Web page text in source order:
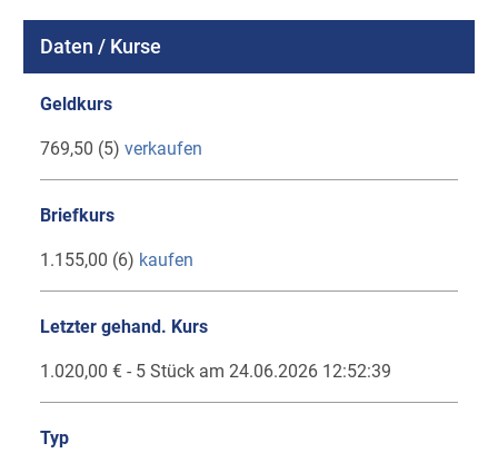
Daten / Kurse
Geldkurs
769,50 (5) verkaufen
Briefkurs
1.155,00 (6) kaufen
Letzter gehand. Kurs
1.020,00 € - 5 Stück am 24.06.2026 12:52:39
Typ